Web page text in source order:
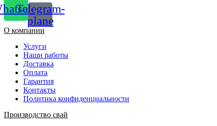
Telegram-
plane
О компании
Услуги
Наши работы
Доставка
Оплата
Гарантия
Контакты
Политика конфиденциальности
Производство свай